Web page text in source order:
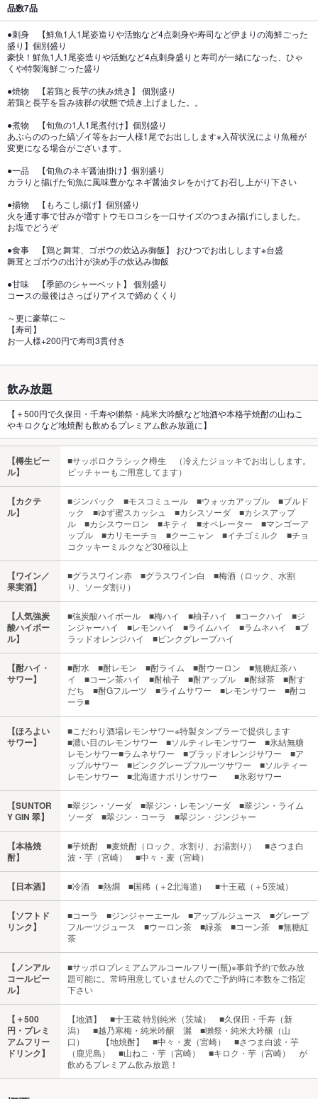
品数7品
●刺身 【鮮魚1人1尾姿造りや活鮑など4点刺身や寿司など伊まりの海鮮ごった
盛り】個別盛り
豪快！鮮魚1人1尾姿造りや活鮑など4点刺身盛りと寿司が一緒になった、ひゃ
くや特製海鮮ごった盛り
●焼物 【若鶏と長芋の挟み焼き】 個別盛り
若鶏と長芋を旨み抜群の状態で焼き上げました。。
●煮物 【旬魚の1人1尾煮付け】個別盛り
あぶらののった縞ゾイ等をお一人様1尾でお出しします※入荷状況により魚種が
変更になる場合がございます。
●一品 【旬魚のネギ醤油掛け】個別盛り
カラりと揚げた旬魚に風味豊かなネギ醤油タレをかけてお召し上がり下さい
●揚物 【もろこし揚げ】個別盛り
火を通す事で甘みが増すトウモロコシを一口サイズのつまみ揚げにしました。
お塩でどうぞ
●食事 【鶏と舞茸、ゴボウの炊込み御飯】 おひつでお出しします※台盛
舞茸とゴボウの出汁が決め手の炊込み御飯
●甘味 【季節のシャーベット】 個別盛り
コースの最後はさっぱりアイスで締めくくり
～更に豪華に～
【寿司】
お一人様+200円で寿司3貫付き
飲み放題
【＋500円で久保田・千寿や獺祭・純米大吟醸など地酒や本格芋焼酎の山ねこ
やキロクなど地焼酎も飲めるプレミアム飲み放題に】
【樽生ビー
ル】
■サッポロクラシック樽生 （冷えたジョッキでお出しします。
ピッチャーもご用意してます）
【カクテ
ル】
■ジンバック ■モスコミュール ■ウォッカアップル ■ブルド
ック ■ゆず蜜スカッシュ ■カシスソーダ ■カシスアップ
ル ■カシスウーロン ■キティ ■オペレーター ■マンゴーア
ップル ■カリモーチョ ■クーニャン ■イチゴミルク ■チョ
コクッキーミルクなど30種以上
【ワイン／
果実酒】
■グラスワイン赤 ■グラスワイン白 ■梅酒（ロック、水割
り、ソーダ割り）
【人気強炭
酸ハイボー
ル】
■強炭酸ハイボール ■梅ハイ ■柚子ハイ ■コークハイ ■ジ
ンジャーハイ ■レモンハイ ■ライムハイ ■ラムネハイ ■ブ
ラッドオレンジハイ ■ピンクグレープハイ
【酎ハイ・
サワー】
■酎水 ■酎レモン ■酎ライム ■酎ウーロン ■無糖紅茶ハ
イ ■コーン茶ハイ ■酎柚子 ■酎アップル ■酎緑茶 ■酎す
だち ■酎Gフルーツ ■ライムサワー ■レモンサワー ■酎コ
ーラ■
【ほろよい
サワー】
■こだわり酒場レモンサワー※特製タンブラーで提供します
■濃い目のレモンサワー ■ソルティレモンサワー ■氷結無糖
レモンサワー■ラムネサワー ■ブラッドオレンジサワー ■ア
ップルサワー ■ピンクグレープフルーツサワー ■ソルティー
レモンサワー ■北海道ナポリンサワー ■氷彩サワー
【SUNTOR
Y GIN 翠】
■翠ジン・ソーダ ■翠ジン・レモンソーダ ■翠ジン・ライム
ソーダ ■翠ジン・コーラ ■翠ジン・ジンジャー
【本格焼
酎】
■芋焼酎 ■麦焼酎（ロック、水割り、お湯割り） ■さつま白
波・芋（宮崎） ■中々・麦（宮崎）
【日本酒】 ■冷酒 ■熱燗 ■国稀（＋2北海道） ■十王蔵（＋5茨城）
【ソフトド
リンク】
■コーラ ■ジンジャーエール ■アップルジュース ■グレープ
フルーツジュース ■ウーロン茶 ■緑茶 ■コーン茶 ■無糖紅
茶
【ノンアル
コールビー
ル】
■サッポロプレミアムアルコールフリー(瓶)※事前予約で飲み放
題可能に。常時用意していませんのでご予約時に本数をご指定
下さい
【＋500
円・プレミ
アムフリー
ドリンク】
【地酒】 ■十王蔵 特別純米（茨城） ■久保田・千寿（新
潟） ■越乃寒梅・純米吟醸 灑 ■獺祭・純米大吟醸（山
口） 【地焼酎】 ■中々・麦（宮崎） ■さつま白波・芋
（鹿児島） ■山ねこ・芋（宮崎） ■キロク・芋（宮崎） が
飲めるプレミアム飲み放題！